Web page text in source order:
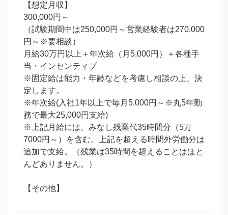
【想定月収】
300,000円～
（試験期間中は250,000円～営業経験者は270,000
円～※要相談）
月給30万円以上＋年次給（月5,000円）＋各種手
当・インセンティブ
※固定給は能力・年齢などを考慮し相談の上、決
定します。
※年次給(入社1年以上で毎月5,000円～※丸5年勤
務で最大25,000円支給)
※上記月給には、みなし残業代35時間分（5万
7000円～）を含む。上記を超える時間外労働分は
追加で支給。（残業は35時間を超えることはほと
んどありません。）
【その他】